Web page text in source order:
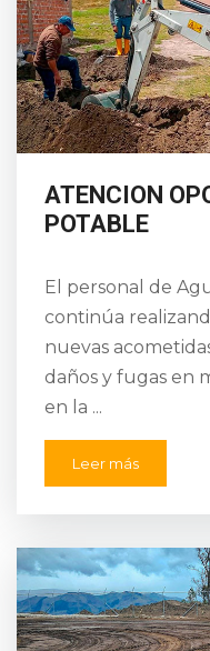
ATENCION
POTABLE
El personal de
continúa
nuevas
daños y fugas en
en la ...
Leer más